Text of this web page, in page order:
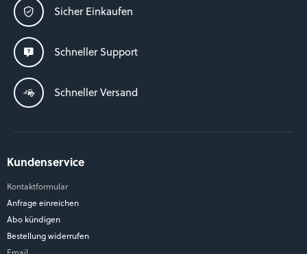
Sicher Einkaufen
Schneller Support
Schneller Versand
Kundenservice
Kontaktformular
Anfrage einreichen
Abo kündigen
Bestellung widerrufen